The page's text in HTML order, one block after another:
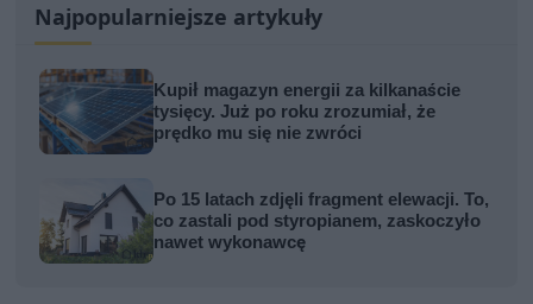
Najpopularniejsze artykuły
Kupił magazyn energii za kilkanaście
tysięcy. Już po roku zrozumiał, że
prędko mu się nie zwróci
Po 15 latach zdjęli fragment elewacji. To,
co zastali pod styropianem, zaskoczyło
nawet wykonawcę